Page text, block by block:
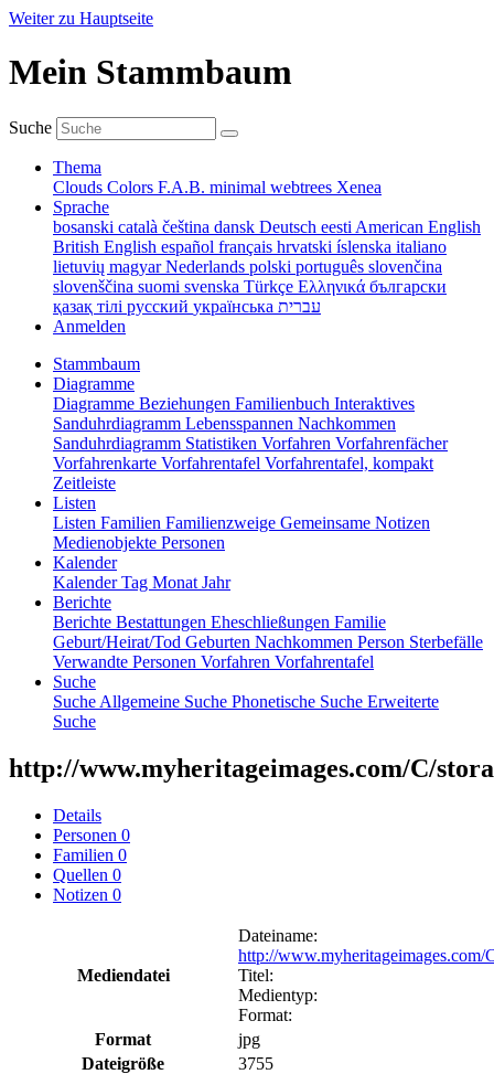
Weiter zu Hauptseite
Mein Stammbaum
Suche
Thema
Clouds Colors F.A.B. minimal webtrees Xenea
Sprache
bosanski català čeština dansk Deutsch eesti American English
British English español français hrvatski íslenska italiano
lietuvių magyarNederlands polski português slovenčina
slovenščina suomi svenska Türkçe Ελληνικά български
қазақ тілі русский українська עברית
Anmelden
Stammbaum
Diagramme
Diagramme Beziehungen Familienbuch Interaktives
Sanduhrdiagramm Lebensspannen Nachkommen
Sanduhrdiagramm Statistiken Vorfahren Vorfahrenfächer
Vorfahrenkarte Vorfahrentafel Vorfahrentafel, kompakt
Zeitleiste
Listen
Listen Familien Familienzweige Gemeinsame Notizen
Medienobjekte Personen
Kalender
KalenderTag Monat Jahr
Berichte
Berichte Bestattungen Eheschließungen Familie
Geburt/Heirat/Tod Geburten Nachkommen Person Sterbefälle
Verwandte Personen Vorfahren Vorfahrentafel
Suche
Suche Allgemeine Suche Phonetische Suche Erweiterte
Suche
http://www.myheritageimages.com/C/
Details
Personen 0
Familien 0
Quellen 0
Notizen 0
Mediendatei
Dateiname:
http://www.myheritageimages.com/
Titel:
Medientyp:
Format:
Format
jpg
Dateigröße
3755